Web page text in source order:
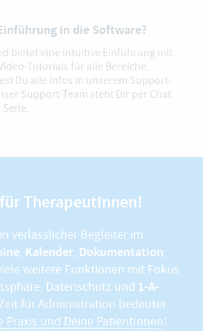
in die Software?
bietet eine intuitive Einführung mit
Tutorials für alle Bereiche.
Du alle Infos in unserem Support-
Support-Team steht Dir per Chat
TherapeutInnen!
verlässlicher Begleiter im
, Kalender, Dokumentation,
weitere Funktionen mit Fokus
Datenschutz und 1-A-
für Administration bedeutet
Praxis und Deine PatientInnen!